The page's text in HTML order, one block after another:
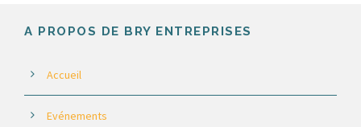
A PROPOS DE BRY ENTREPRISES
Accueil
Evénements